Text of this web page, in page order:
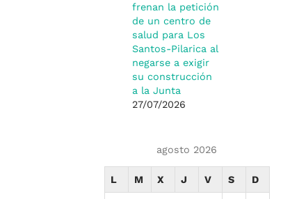
frenan la petición
de un centro de
salud para Los
Santos-Pilarica al
negarse a exigir
su construcción
a la Junta
27/07/2026
agosto 2026
L M X J V S D